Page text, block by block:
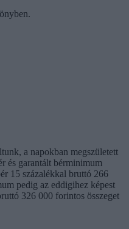
a napokban megszületett
és garantált bérminimum
15 százalékkal bruttó 266
pedig az eddigihez képest
326 000 forintos összeget